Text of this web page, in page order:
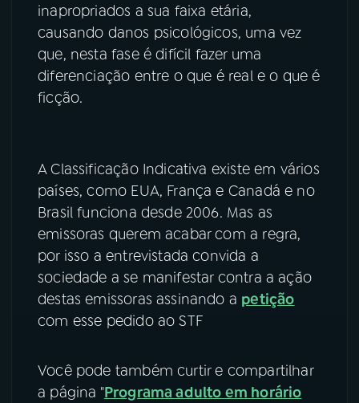
inapropriados a sua faixa etária,
causando danos psicológicos, uma vez
que, nesta fase é difícil fazer uma
diferenciação entre o que é real e o que é
ficção.
A Classificação Indicativa existe em vários
países, como EUA, França e Canadá e no
Brasil funciona desde 2006. Mas as
emissoras querem acabar com a regra,
por isso a entrevistada convida a
sociedade a se manifestar contra a ação
destas emissoras assinando a petição
com esse pedido ao STF
Você pode também curtir e compartilhar
a página "Programa adulto em horário